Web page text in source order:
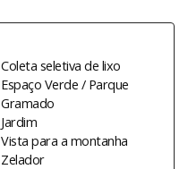
Coleta seletiva de lixo
Espaço Verde / Parque
Gramado
Jardim
Vista para a montanha
Zelador